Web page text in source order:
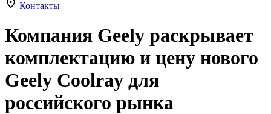
Контакты
Компания Geely раскрывает
комплектацию и цену нового
Geely Coolray для
российского рынка